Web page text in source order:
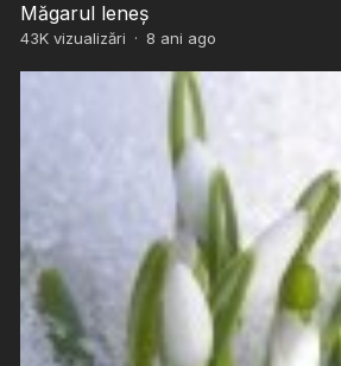
Măgarul leneș
43Kvizualizări · 8 ani ago